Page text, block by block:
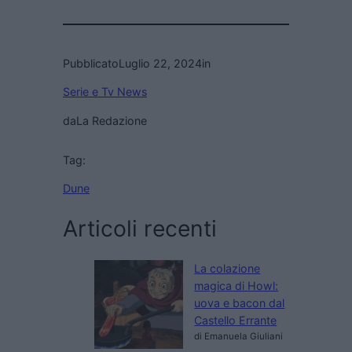
PubblicatoLuglio 22, 2024in
Serie e Tv News
daLa Redazione
Tag:
Dune
Articoli recenti
La colazione
magica di Howl:
uova e bacon dal
Castello Errante
di Emanuela Giuliani